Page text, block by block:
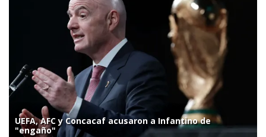
UEFA, AFC y Concacaf acusaron a Infantino de
"engaño"